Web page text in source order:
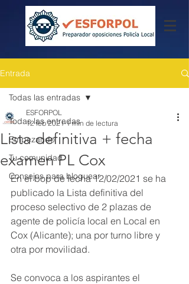
Entrada
Todas las entradas
Empezando
Tu comunidad
Consejos para bloguear
Todas las entradas
Lista definitiva + fecha
examen PL Cox
ESFORPOL
12 feb 2021 1 min de lectura
En el bop de fecha 12/02/2021 se ha
publicado la Lista definitiva del
proceso selectivo de 2 plazas de
agente de policía local en Local en
Cox (Alicante); una por turno libre y
otra por movilidad.
Se convoca a los aspirantes el